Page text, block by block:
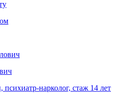
нарколог, стаж 14 лет